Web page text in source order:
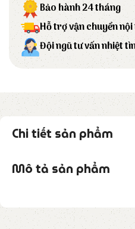
Bảo hành 24 tháng
Hỗ trợ vận chuyển
Đội ngũ tư vấn nhiệt
Chi tiết sản phẩm
Mô tả sản phẩm